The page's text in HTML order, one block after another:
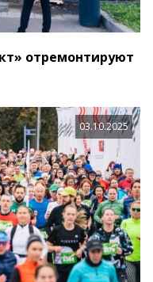
отремонтируют
03.10.2025